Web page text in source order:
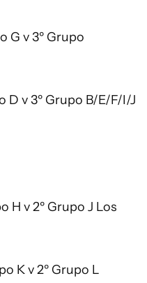
G v 3º Grupo
D v 3º Grupo B/E/F/I/J
H v 2º Grupo J Los
K v 2º Grupo L